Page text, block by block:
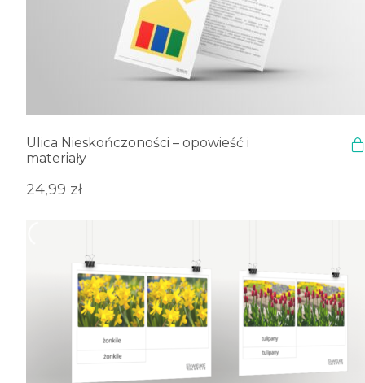
Ulica Nieskończoności – opowieść i
materiały
24,99 zł